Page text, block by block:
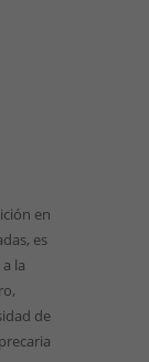
en
es
la
de